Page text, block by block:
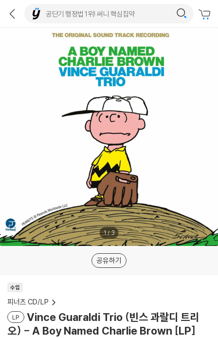
1/3
공유하기
수입
피너츠 CD/LP
LP
Vince Guaraldi Trio (빈스 과랄디 트리
오) - A Boy Named Charlie Brown [LP]